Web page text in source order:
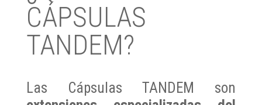
CÁPSULAS
TANDEM?
Las Cápsulas TANDEM son